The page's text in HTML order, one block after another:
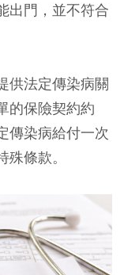
出門，並不符合
供法定傳染病關
的保險契約約
傳染病給付一次
條款。